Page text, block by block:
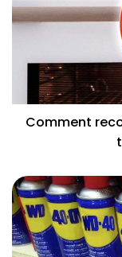
Comment